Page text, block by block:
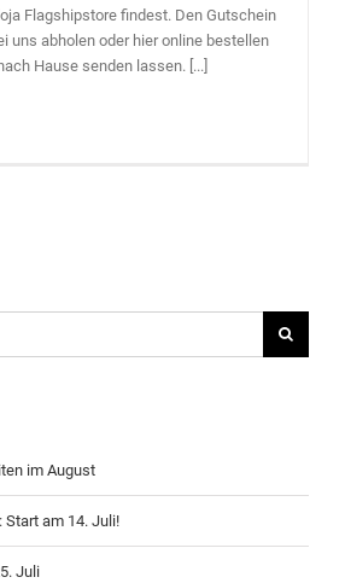
Flagshipstore findest. Den Gutschein
uns abholen oder hier online bestellen
Hause senden lassen. [...]
im August
Start am 14. Juli!
Juli